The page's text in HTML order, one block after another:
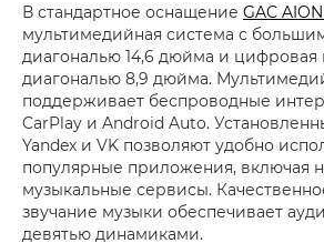
В стандартное оснащение GAC
мультимедийная система с
диагональю 14,6 дюйма и цифровая
диагональю 8,9 дюйма.
поддерживает беспроводные
CarPlay и Android Auto.
Yandex и VK позволяют удобно
популярные приложения, включая
музыкальные сервисы.
звучание музыки обеспечивает
девятью динамиками.